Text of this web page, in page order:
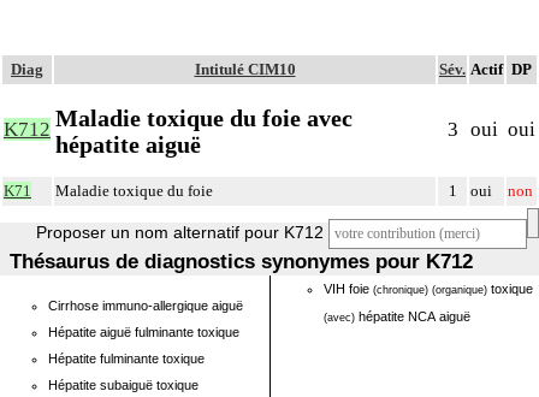
Diag Intitulé CIM10 Sév. Actif DP
K712 Maladie toxique du foie avec
hépatite aiguë
3 oui oui
K71 Maladie toxique du foie 1 oui non
Proposer un nom alternatif pour K712
Thésaurus de diagnostics synonymes pour K712
Cirrhose immuno-allergique aiguë
Hépatite aiguë fulminante toxique
Hépatite fulminante toxique
Hépatite subaiguë toxique
VIH foie (chronique) (organique) toxique
(avec) hépatite NCA aiguë